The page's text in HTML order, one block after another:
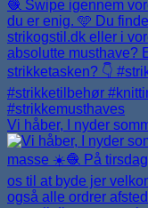
Vi håber, I nyder